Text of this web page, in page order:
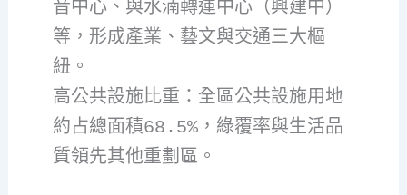
音中心、與水湳轉運中心（興建中）
等，形成產業、藝文與交通三大樞
紐。
高公共設施比重：全區公共設施用地
約占總面積68.5%，綠覆率與生活品
質領先其他重劃區。